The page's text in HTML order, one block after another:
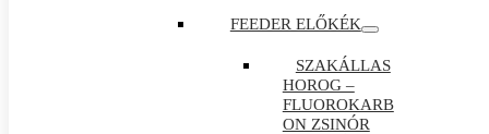
FEEDER ELŐKÉK
SZAKÁLLAS
HOROG –
FLUOROKARB
ON ZSINÓR